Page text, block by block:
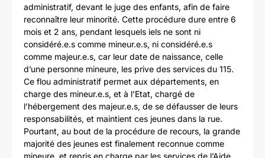
administratif, devant le juge des enfants, afin de faire
reconnaître leur minorité. Cette procédure dure entre 6
mois et 2 ans, pendant lesquels iels ne sont ni
considéré.e.s comme mineur.e.s, ni considéré.e.s
comme majeur.e.s, car leur date de naissance, celle
d’une personne mineure, les prive des services du 115.
Ce flou administratif permet aux départements, en
charge des mineur.e.s, et à l’Etat, chargé de
l’hébergement des majeur.e.s, de se défausser de leurs
responsabilités, et maintient ces jeunes dans la rue.
Pourtant, au bout de la procédure de recours, la grande
majorité des jeunes est finalement reconnue comme
mineure, et repris en charge par les services de l’Aide